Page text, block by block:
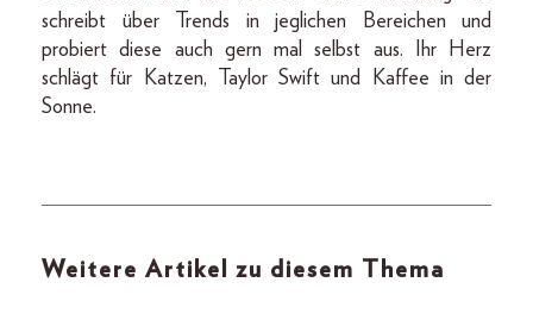
schreibt über Trends in jeglichen Bereichen und
probiert diese auch gern mal selbst aus. Ihr Herz
schlägt für Katzen, Taylor Swift und Kaffee in der
Sonne.
Weitere Artikel zu diesem Thema